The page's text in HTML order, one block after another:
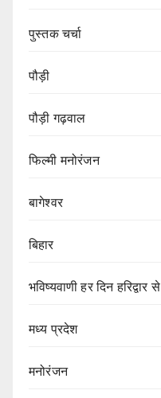
पुस्तक चर्चा
पौड़ी
पौड़ी गढ़वाल
फिल्मी मनोरंजन
बागेश्वर
बिहार
भविष्यवाणी हर दिन हरिद्वार से
मध्य प्रदेश
मनोरंजन